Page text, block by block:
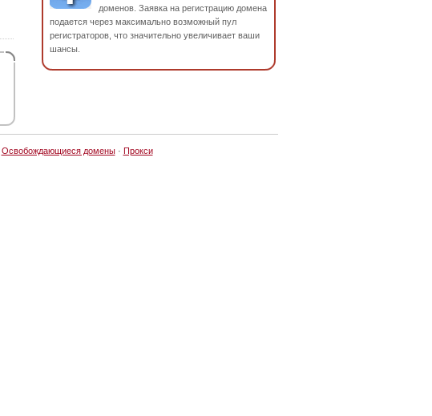
доменов. Заявка на регистрацию домена
подается через максимально возможный пул
регистраторов, что значительно увеличивает ваши
шансы.
Освобождающиеся домены· Прокси